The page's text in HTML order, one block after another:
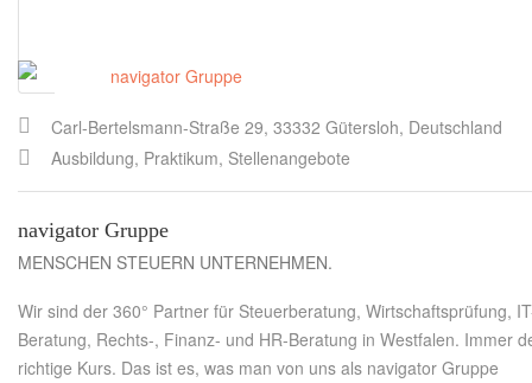
Carl-Bertelsmann-Straße 29, 33332 Gütersloh, Deutschland
Ausbildung, Praktikum, Stellenangebote
navigator Gruppe
MENSCHEN STEUERN UNTERNEHMEN.
Wir sind der 360° Partner für Steuerberatung, Wirtschaftsprüfung,
Beratung, Rechts-, Finanz- und HR-Beratung in Westfalen. Immer
richtige Kurs. Das ist es, was man von uns als navigator Gruppe